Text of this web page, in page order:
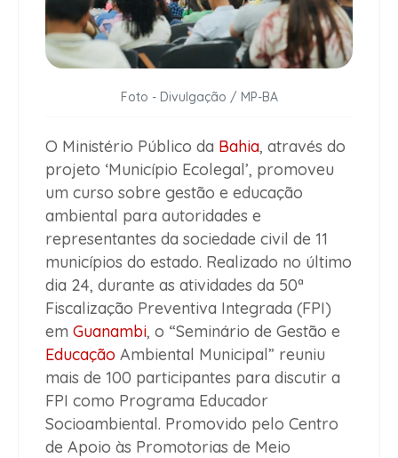
Foto - Divulgação / MP-BA
O Ministério Público da Bahia, através do
projeto ‘Município Ecolegal’, promoveu
um curso sobre gestão e educação
ambiental para autoridades e
representantes da sociedade civil de 11
municípios do estado. Realizado no último
dia 24, durante as atividades da 50ª
Fiscalização Preventiva Integrada (FPI)
em Guanambi, o “Seminário de Gestão e
Educação Ambiental Municipal” reuniu
mais de 100 participantes para discutir a
FPI como Programa Educador
Socioambiental. Promovido pelo Centro
de Apoio às Promotorias de Meio